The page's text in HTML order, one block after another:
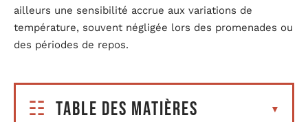
ailleurs une sensibilité accrue aux variations de
température, souvent négligée lors des promenades ou
des périodes de repos.
Table des matières